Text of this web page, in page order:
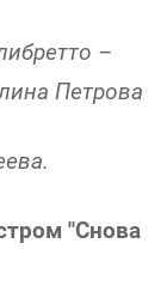
–
Петрова
"Снова